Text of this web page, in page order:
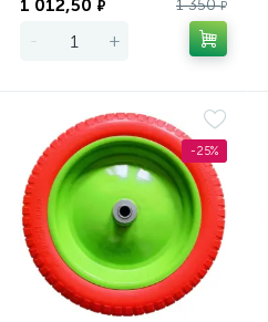
1 012,50 ₽ 1 350₽
- +
-25%